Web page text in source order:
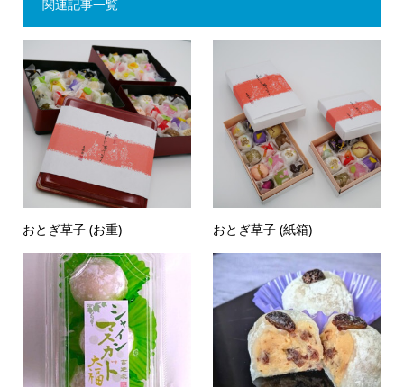
関連記事一覧
おとぎ草子 (お重) おとぎ草子 (紙箱)